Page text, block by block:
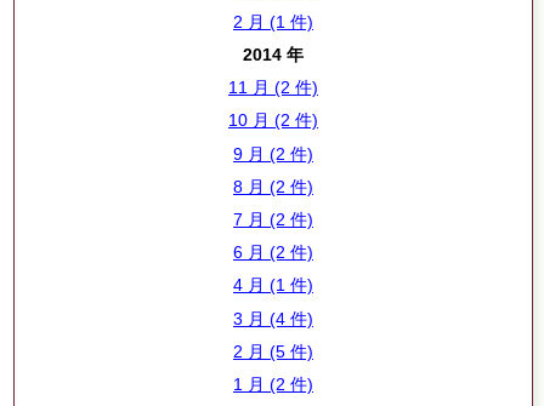
2 月 (1 件)
2014 年
11 月 (2 件)
10 月 (2 件)
9 月 (2 件)
8 月 (2 件)
7 月 (2 件)
6 月 (2 件)
4 月 (1 件)
3 月 (4 件)
2 月 (5 件)
1 月 (2 件)